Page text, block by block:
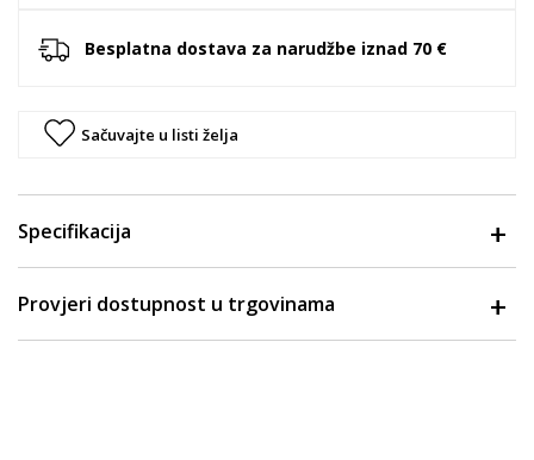
Besplatna dostava za narudžbe iznad 70 €
Sačuvajte u listi želja
Specifikacija
Provjeri dostupnost u trgovinama